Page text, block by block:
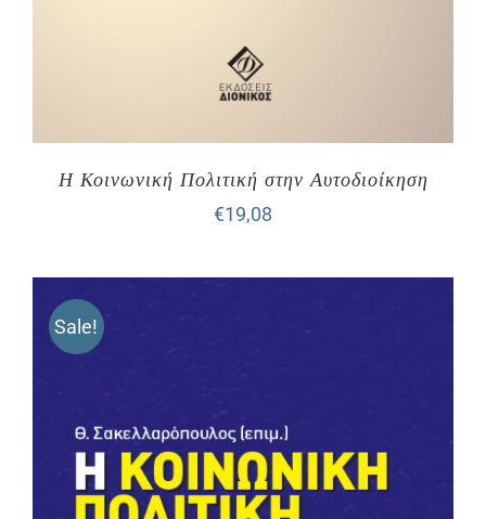
Η Κοινωνική Πολιτική στην Αυτοδιοίκηση
€19,08
Sale!